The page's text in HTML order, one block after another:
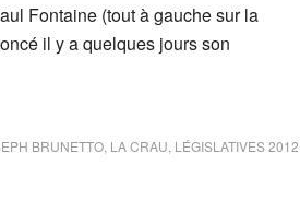
Fontaine (tout à gauche sur la
il y a quelques jours son
BRUNETTO LA CRAU LÉGISLATIVES 2012